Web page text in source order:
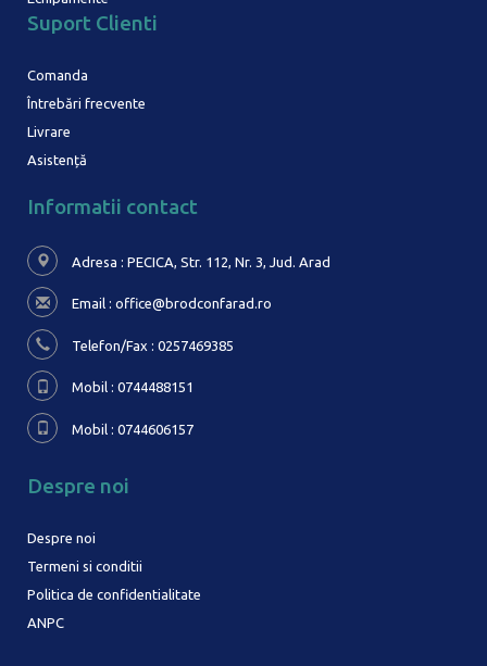
Suport Clienti
Comanda
Întrebări frecvente
Livrare
Asistență
Informatii contact
Adresa : PECICA, Str. 112, Nr. 3, Jud. Arad
Email : office@brodconfarad.ro
Telefon/Fax : 0257469385
Mobil : 0744488151
Mobil : 0744606157
Despre noi
Despre noi
Termeni si conditii
Politica de confidentialitate
ANPC